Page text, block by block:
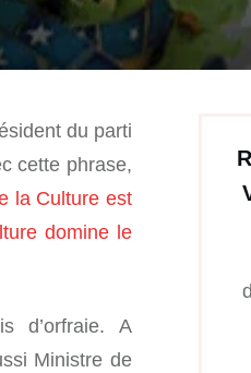
du parti
cette phrase,
la Culture est
domine le
d’orfraie. A
Ministre de